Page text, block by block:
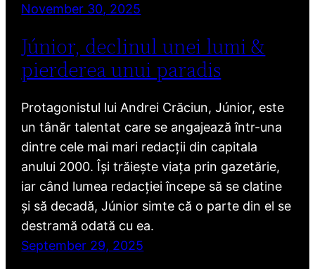
November 30, 2025
Júnior, declinul unei lumi &
pierderea unui paradis
Protagonistul lui Andrei Crăciun, Júnior, este
un tânăr talentat care se angajează într-una
dintre cele mai mari redacții din capitala
anului 2000. Își trăiește viața prin gazetărie,
iar când lumea redacției începe să se clatine
și să decadă, Júnior simte că o parte din el se
destramă odată cu ea.
September 29, 2025